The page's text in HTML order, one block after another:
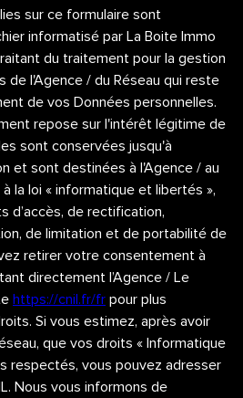
sur ce formulaire sont
informatisé par La Boite Immo
du traitement pour la gestion
de l'Agence / du Réseau qui reste
de vos Données personnelles.
repose sur l'intérêt légitime de
sont conservées jusqu'à
et sont destinées à l'Agence / au
la loi « informatique et libertés »,
d’accès, de rectification,
de limitation et de portabilité de
retirer votre consentement à
directement l’Agence / Le
https://cnil.fr/fr pour plus
Si vous estimez, après avoir
que vos droits « Informatique
respectés, vous pouvez adresser
Nous vous informons de